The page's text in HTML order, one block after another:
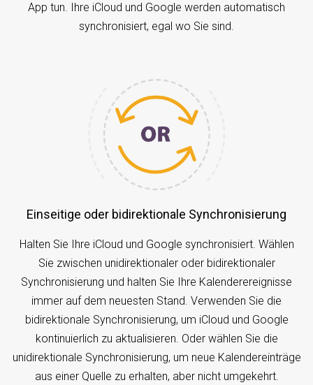
App tun. Ihre iCloud und Google werden automatisch
synchronisiert, egal wo Sie sind.
Einseitige oder bidirektionale Synchronisierung
Halten Sie Ihre iCloud und Google synchronisiert. Wählen
Sie zwischen unidirektionaler oder bidirektionaler
Synchronisierung und halten Sie Ihre Kalenderereignisse
immer auf dem neuesten Stand. Verwenden Sie die
bidirektionale Synchronisierung, um iCloud und Google
kontinuierlich zu aktualisieren. Oder wählen Sie die
unidirektionale Synchronisierung, um neue Kalendereinträge
aus einer Quelle zu erhalten, aber nicht umgekehrt.